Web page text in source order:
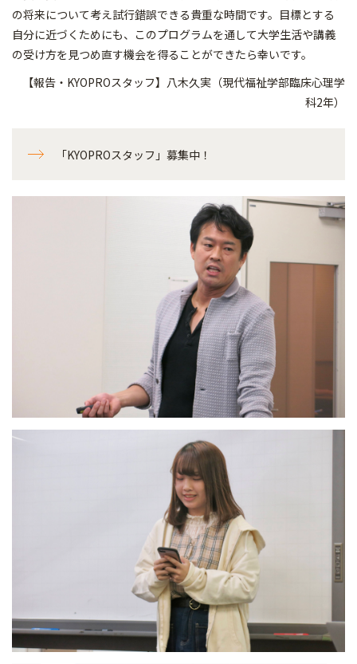
の将来について考え試行錯誤できる貴重な時間です。目標とする
自分に近づくためにも、このプログラムを通して大学生活や講義
の受け方を見つめ直す機会を得ることができたら幸いです。
【報告・KYOPROスタッフ】八木久実（現代福祉学部臨床心理学
科2年）
「KYOPROスタッフ」募集中！